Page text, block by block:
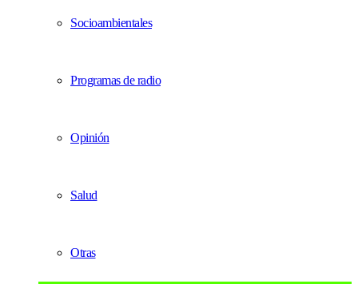
Socioambientales
Programas de radio
Opinión
Salud
Otras